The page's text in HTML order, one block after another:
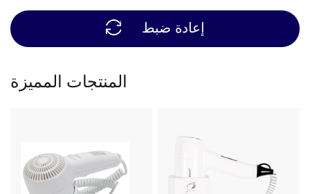
إعادة ضبط
المنتجات المميزة